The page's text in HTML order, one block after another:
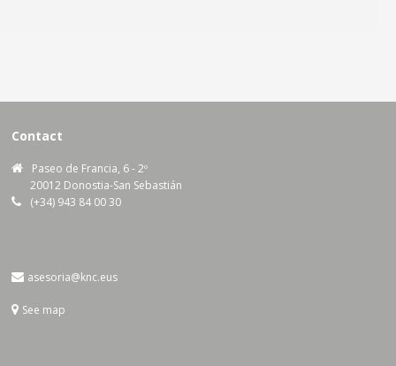
Contact
Paseo de Francia, 6 - 2º
20012 Donostia-San Sebastián
(+34) 943 84 00 30
asesoria@knc.eus
See map